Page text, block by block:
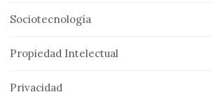
Sociotecnología
Propiedad Intelectual
Privacidad